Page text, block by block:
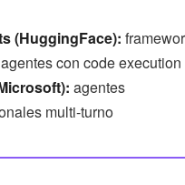
(HuggingFace):
con code execution
agentes
multi-turno